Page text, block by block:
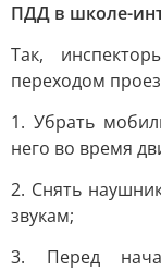
ПДД в школе-
Так,
переходом
1. Убрать
него во время
2. Снять
звукам;
3. Перед